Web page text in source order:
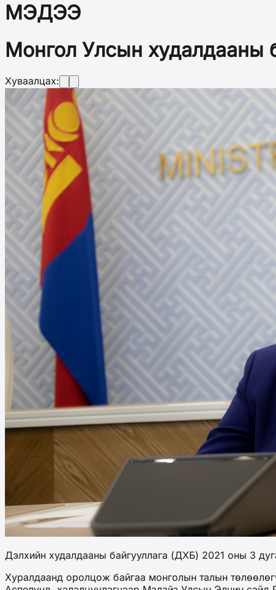
МЭДЭЭ
Монгол Улсын худалдааны
Хуваалцах:
Дэлхийн худалдааны байгууллага (ДХБ) 2021 оны 3
Хуралдаанд оролцож байгаа монголын талын